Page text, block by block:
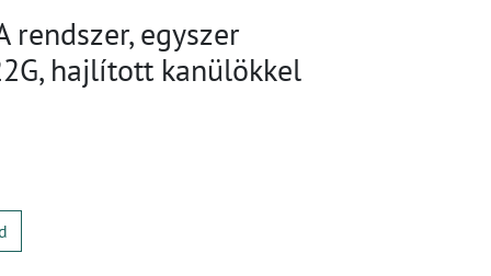
rendszer, egyszer
hajlított kanülökkel